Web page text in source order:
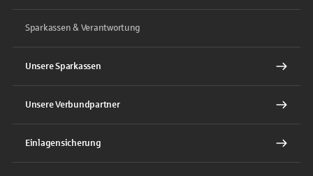
Sparkassen & Verantwortung
Unsere Sparkassen
Unsere Verbundpartner
Einlagensicherung